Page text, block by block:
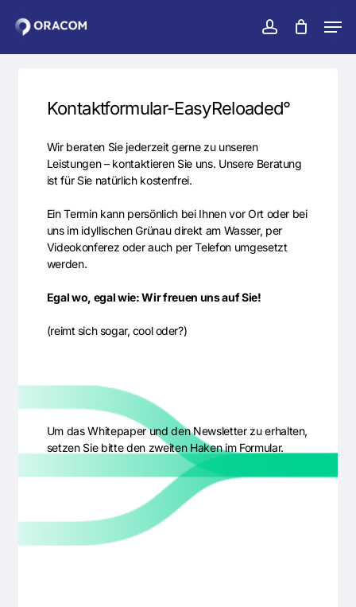
Hauptinhalt
springen
konto
Kontaktformular-EasyReloaded°
Wir beraten Sie jederzeit gerne zu unseren
Leistungen – kontaktieren Sie uns. Unsere Beratung
ist für Sie natürlich kostenfrei.
Ein Termin kann persönlich bei Ihnen vor Ort oder bei
uns im idyllischen Grünau direkt am Wasser, per
Videokonferez oder auch per Telefon umgesetzt
werden.
Egal wo, egal wie: Wir freuen uns auf Sie!
(reimt sich sogar, cool oder?)
Um das Whitepaper und den Newsletter zu erhalten,
setzen Sie bitte den zweiten Haken im Formular.
Menü